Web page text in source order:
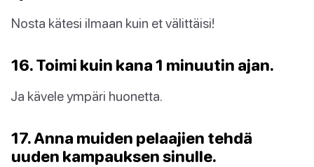
Nosta kätesi ilmaan kuin et välittäisi!
16. Toimi kuin kana 1 minuutin ajan.
Ja kävele ympäri huonetta.
17. Anna muiden pelaajien tehdä
uuden kampauksen sinulle.